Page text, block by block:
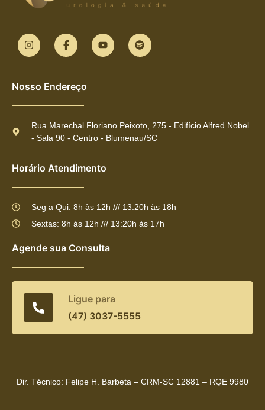
Nosso Endereço
Rua Marechal Floriano Peixoto, 275 - Edifício Alfred Nobel
- Sala 90 - Centro - Blumenau/SC
Horário Atendimento
Seg a Qui: 8h às 12h /// 13:20h às 18h
Sextas: 8h às 12h /// 13:20h às 17h
Agende sua Consulta
Ligue para
(47) 3037-5555
Dir. Técnico: Felipe H. Barbeta – CRM-SC 12881 – RQE 9980